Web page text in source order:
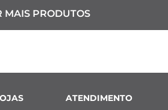
ATENDIMENTO